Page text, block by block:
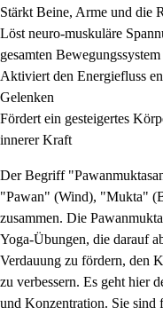
Stärkt Beine, Arme und die
Löst neuro-muskuläre
gesamten Bewegungssystem
Aktiviert den Energiefluss
Gelenken
Fördert ein gesteigertes
innerer Kraft
Der Begriff
"Pawan" (Wind), "Mukta"
zusammen. Die
Yoga-Übungen, die darauf
Verdauung zu fördern, den
zu verbessern. Es geht hier
und Konzentration. Sie sind